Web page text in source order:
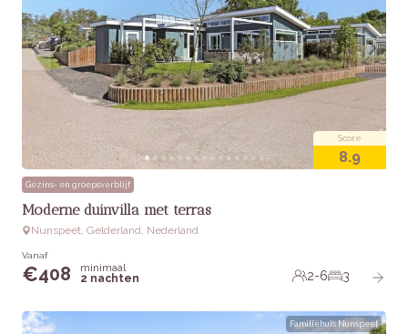
Score
8.9
Gezins- en groepsverblijf
Moderne duinvilla met terras
Nunspeet, Gelderland, Nederland
Vanaf
€408
minimaal
2 nachten
2-6 3
Familiehuis Nunspeet